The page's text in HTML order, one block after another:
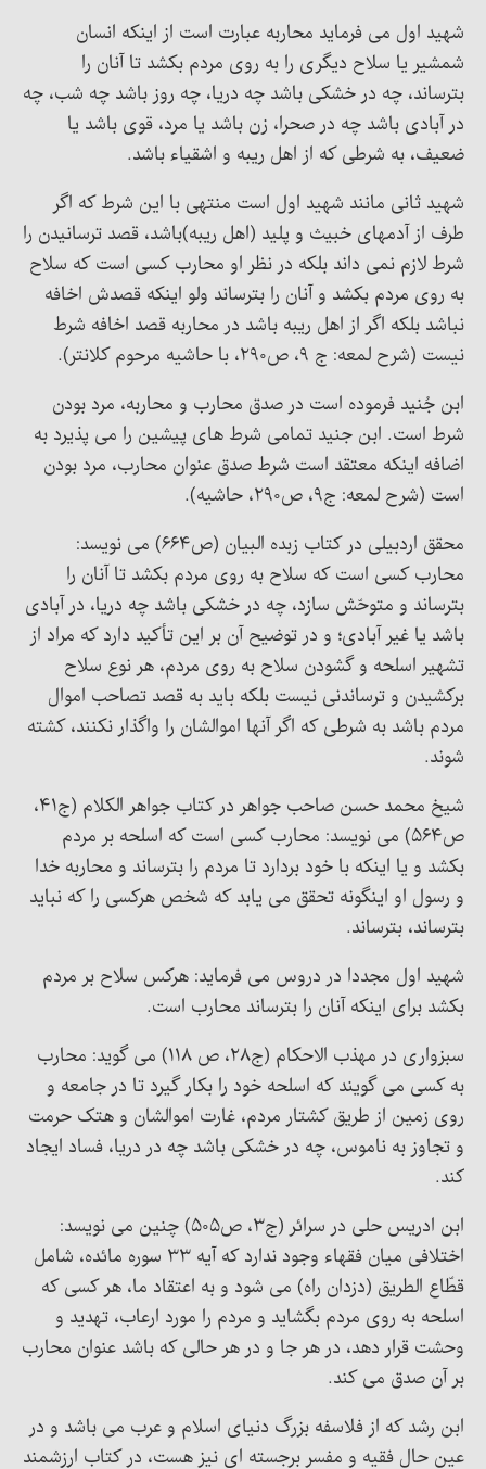
شهید اول می فرماید محاربه عبارت است از اینکه انسان
شمشیر یا سلاح دیگری را به روی مردم بکشد تا آنان را
بترساند، چه در خشکی باشد چه دریا، چه روز باشد چه شب، چه
در آبادی باشد چه در صحرا، زن باشد یا مرد، قوی باشد یا
ضعیف، به شرطی که از اهل ریبه و اشقیاء باشد.
شهید ثانی مانند شهید اول است منتهی با این شرط که اگر
طرف از آدمهای خبیث و پلید (اهل ریبه)باشد، قصد ترسانیدن را
شرط لازم نمی داند بلکه در نظر او محارب کسی است که سلاح
به روی مردم بکشد و آنان را بترساند ولو اینکه قصدش اخافه
نباشد بلکه اگر از اهل ریبه باشد در محاربه قصد اخافه شرط
نیست (شرح لمعه: ج ۹، ص۲۹۰، با حاشیه مرحوم کلانتر).
ابن جُنید فرموده است در صدق محارب و محاربه، مرد بودن
شرط است. ابن جنید تمامی شرط های پیشین را می پذیرد به
اضافه اینکه معتقد است شرط صدق عنوان محارب، مرد بودن
است (شرح لمعه: ج۹، ص۲۹۰، حاشیه).
محقق اردبیلی در کتاب زبده البیان (ص۶۶۴) می نویسد:
محارب کسی است که سلاح به روی مردم بکشد تا آنان را
بترساند و متوحّش سازد، چه در خشکی باشد چه دریا، در آبادی
باشد یا غیر آبادی؛ و در توضیح آن بر این تأکید دارد که مراد از
تشهیر اسلحه و گشودن سلاح به روی مردم، هر نوع سلاح
برکشیدن و ترساندنی نیست بلکه باید به قصد تصاحب اموال
مردم باشد به شرطی که اگر آنها اموالشان را واگذار نکنند، کشته
شوند.
شیخ محمد حسن صاحب جواهر در کتاب جواهر الکلام (ج۴۱،
ص۵۶۴) می نویسد: محارب کسی است که اسلحه بر مردم
بکشد و یا اینکه با خود بردارد تا مردم را بترساند و محاربه خدا
و رسول او اینگونه تحقق می یابد که شخص هرکسی را که نباید
بترساند، بترساند.
شهید اول مجددا در دروس می فرماید: هرکس سلاح بر مردم
بکشد برای اینکه آنان را بترساند محارب است.
سبزواری در مهذب الاحکام (ج۲۸، ص ۱۱۸) می گوید: محارب
به کسی می گویند که اسلحه خود را بکار گیرد تا در جامعه و
روی زمین از طریق کشتار مردم، غارت اموالشان و هتک حرمت
و تجاوز به ناموس، چه در خشکی باشد چه در دریا، فساد ایجاد
کند.
ابن ادریس حلی در سرائر (ج۳، ص۵۰۵) چنین می نویسد:
اختلافی میان فقهاء وجود ندارد که آیه ۳۳ سوره مائده، شامل
قطّاع الطریق (دزدان راه) می شود و به اعتقاد ما، هر کسی که
اسلحه به روی مردم بگشاید و مردم را مورد ارعاب، تهدید و
وحشت قرار دهد، در هر جا و در هر حالی که باشد عنوان محارب
بر آن صدق می کند.
ابن رشد که از فلاسفه بزرگ دنیای اسلام و عرب می باشد و در
عین حال فقیه و مفسر برجسته ای نیز هست، در کتاب ارزشمند